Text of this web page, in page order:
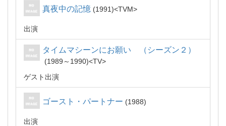
真夜中の記憶 1991 TVM
出演
タイムマシーンにお願い （シーズン２）
1989～1990
TV
ゲスト出演
ゴースト・パートナー 1988
出演